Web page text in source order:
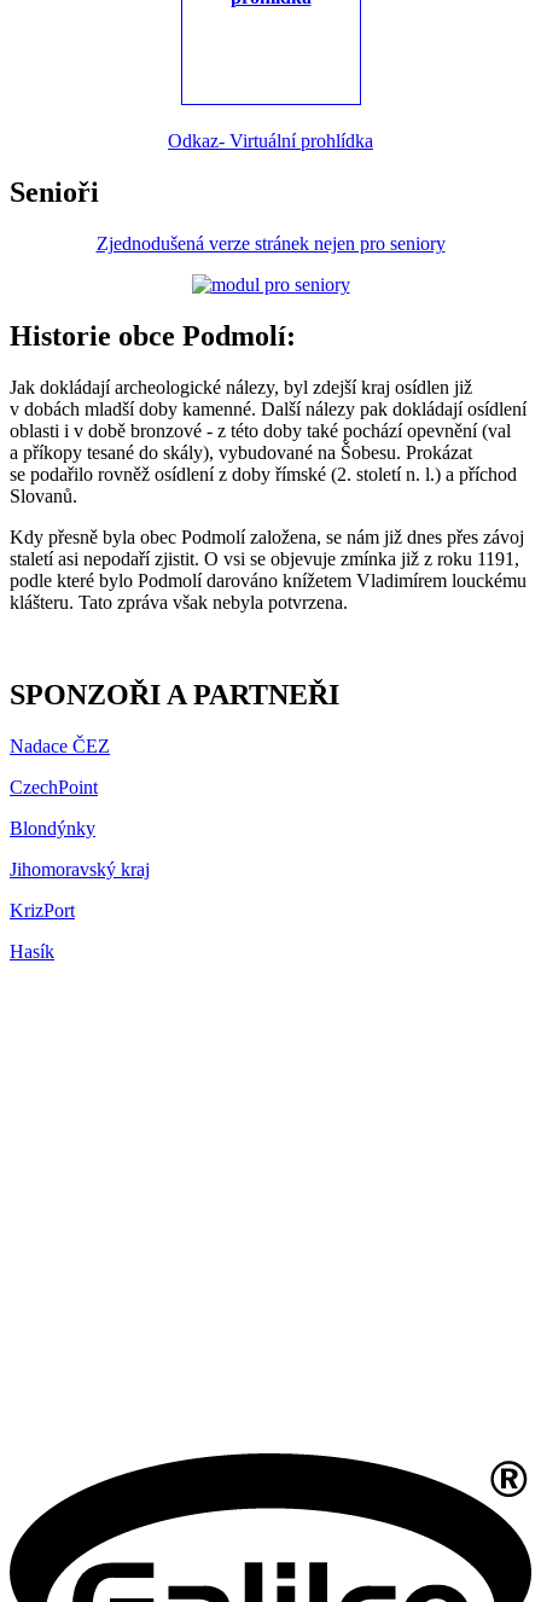
Odkaz- Virtuální prohlídka
Senioři
Zjednodušená verze stránek nejen pro seniory
Historie obce Podmolí:
Jak dokládají archeologické nálezy, byl zdejší kraj osídlen již
v dobách mladší doby kamenné. Další nálezy pak dokládají osídlení
oblasti i v době bronzové - z této doby také pochází opevnění (val
a příkopy tesané do skály), vybudované na Šobesu. Prokázat
se podařilo rovněž osídlení z doby římské (2. století n. l.) a příchod
Slovanů.
Kdy přesně byla obec Podmolí založena, se nám již dnes přes závoj
staletí asi nepodaří zjistit. O vsi se objevuje zmínka již z roku 1191,
podle které bylo Podmolí darováno knížetem Vladimírem louckému
klášteru. Tato zpráva však nebyla potvrzena.
SPONZOŘI A PARTNEŘI
Nadace ČEZ
CzechPoint
Blondýnky
Jihomoravský kraj
KrizPort
Hasík